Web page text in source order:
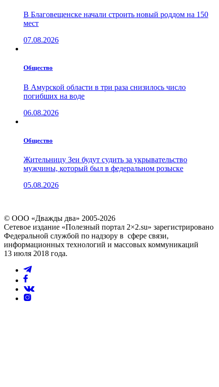
В Благовещенске начали строить новый роддом на 150
мест
07.08.2026
Общество
В Амурской области в три раза снизилось число
погибших на воде
06.08.2026
Общество
Жительницу Зеи будут судить за укрывательство
мужчины, который был в федеральном розыске
05.08.2026
© ООО «Дважды два» 2005-2026
Сетевое издание «Полезный портал 2×2.su» зарегистрировано
Федеральной службой по надзору в сфере связи,
информационных технологий и массовых коммуникаций
13 июля 2018 года.